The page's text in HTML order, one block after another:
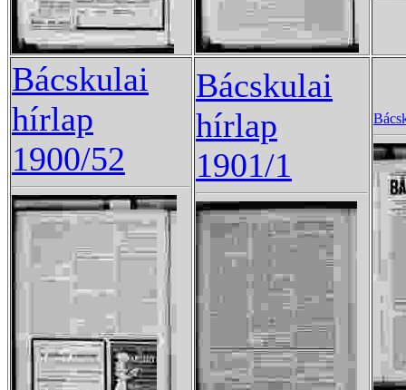
Bácskulai
hírlap
1900/52
Bácskulai
hírlap
1901/1